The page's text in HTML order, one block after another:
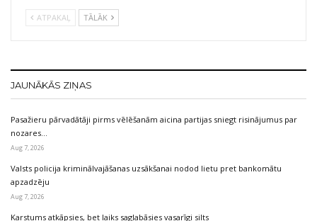
ATPAKAĻ TĀLĀK
JAUNĀKĀS ZIŅAS
Pasažieru pārvadātāji pirms vēlēšanām aicina partijas sniegt risinājumus par
nozares…
Aug 7, 2026
Valsts policija kriminālvajāšanas uzsākšanai nodod lietu pret bankomātu
apzadzēju
Aug 7, 2026
Karstums atkāpsies, bet laiks saglabāsies vasarīgi silts